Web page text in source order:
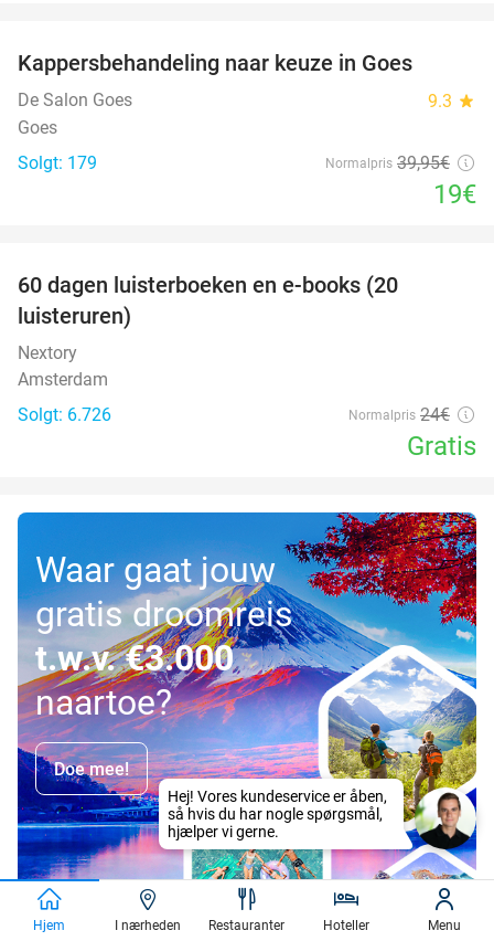
Kappersbehandeling naar keuze in Goes
De Salon Goes 9.3 star
Goes
Solgt: 179
Normalpris 39,95€
19€
60 dagen luisterboeken en e-books (20
luisteruren)
Nextory
Amsterdam
Solgt: 6.726
Normalpris 24€
Gratis
Waar gaat jouw
gratis droomreis
t.w.v. €3.000
naartoe?
Doe mee!
Hjem I nærheden Restauranter Hoteller Menu